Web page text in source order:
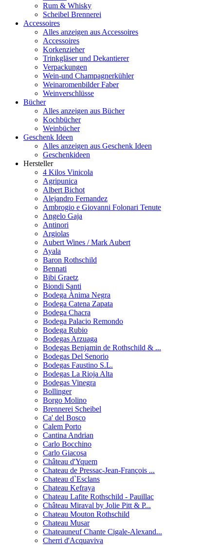
Rum & Whisky
Scheibel Brennerei
Accessoires
Alles anzeigen aus Accessoires
Accessoires
Korkenzieher
Trinkgläser und Dekantierer
Verpackungen
Wein-und Champagnerkühler
Weinaromenbilder Faber
Weinverschlüsse
Bücher
Alles anzeigen aus Bücher
Kochbücher
Weinbücher
Geschenk Ideen
Alles anzeigen aus Geschenk Ideen
Geschenkideen
Hersteller
4 Kilos Vinicola
Agripunica
Albert Bichot
Alejandro Fernandez
Ambrogio e Giovanni Folonari Tenute
Angelo Gaja
Antinori
Argiolas
Aubert Wines / Mark Aubert
Ayala
Baron Rothschild
Bennati
Bibi Graetz
Biondi Santi
Bodega Ànima Negra
Bodega Catena Zapata
Bodega Chacra
Bodega Palacio Remondo
Bodega Rubio
Bodegas Arzuaga
Bodegas Benjamin de Rothschild & ...
Bodegas Del Senorio
Bodegas Faustino S.L.
Bodegas La Rioja Alta
Bodegas Vinegra
Bollinger
Borgo Molino
Brennerei Scheibel
Ca' del Bosco
Calem Porto
Cantina Andrian
Carlo Bocchino
Carlo Giacosa
Château d'Yquem
Chateau de Pressac-Jean-François ...
Chateau d`Esclans
Chateau Kefraya
Chateau Lafite Rothschild - Pauillac
Château Miraval by Jolie Pitt & P...
Chateau Mouton Rothschild
Chateau Musar
Chateauneuf Chante Cigale-Alexand...
Cherri d'Acquaviva